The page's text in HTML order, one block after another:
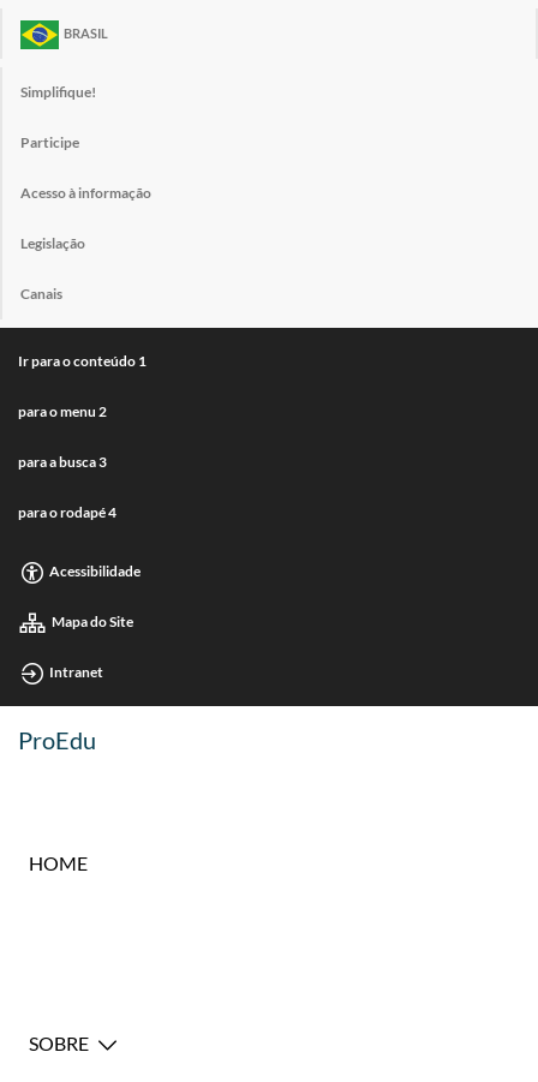
BRASIL
Simplifique!
Participe
Acesso à informação
Legislação
Canais
Ir para o conteúdo 1
para o menu 2
para a busca3
para o rodapé4
Acessibilidade
Mapa do Site
Intranet
ProEdu
HOME
SOBRE